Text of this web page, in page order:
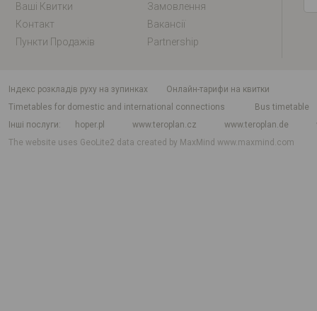
Ваші Квитки
Замовлення
Контакт
Вакансії
Пункти Продажів
Partnership
індекс розкладів руху на зупинках
Онлайн-тарифи на квитки
Timetables for domestic and international connections
Bus timetable
Інші послуги
hoper.pl www.teroplan.cz www.teroplan.de
The website uses GeoLite2 data created by MaxMindwww.maxmind.com